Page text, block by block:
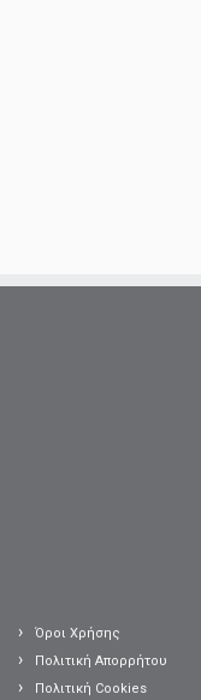
Όροι Χρήσης
Πολιτική Απορρήτου
Πολιτική Cookies